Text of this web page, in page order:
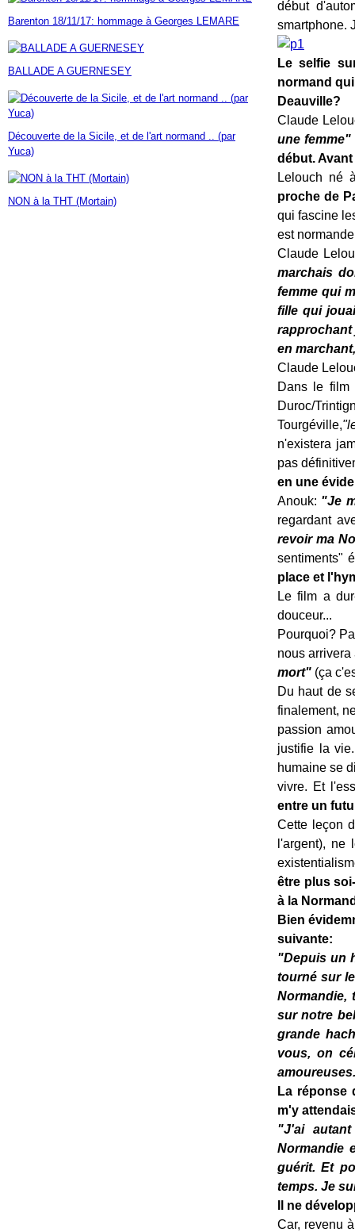
Janvier(7)
Février(9)
Janvier(18)
Mars(60)
Février(24)
Janvier(23)
Avril(14)
Mars (17)
Février(46)
Janvier (35)
Barenton 18/11/17: hommage à Georges LEMARE
BALLADE A GUERNESEY
Découverte de la Sicile, et de l'art normand .. (par
Yuca)
NON à la THT (Mortain)
début
smartphone.
Le selfie
normand
Deauville?
Claude
une femme"
début.
Lelouch né
proche de
qui fascine
est
Claude
marchais
femme qui
fille qui
rapprochant
en
Claude
Dans le film
Duroc/
Tourgéville,
n'existera
pas
en une
Anouk: "Je
regardant
revoir ma
sentiments"
place et
Le film a
douceur...
Pourquoi?
nous arrivera
mort" (ça
Du haut de
finalement,
passion
justifie la
humaine se
vivre. Et
entre un
Cette leçon
l'argent), ne
être plus
à la
Bien
suivante:
"Depuis un
tourné sur
Normandie,
sur notre
grande
vous, on
La réponse
m'y
"J'ai
Normandie
guérit. Et
temps. Je
Il ne
Car, revenu